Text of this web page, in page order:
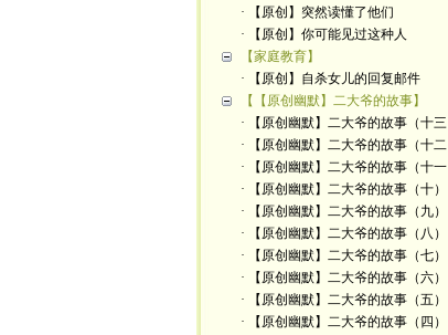
· 【原创】突然读懂了他们
· 【原创】你可能见过这种人
【家庭教育】
· 【原创】自杀女儿的回复邮件
【【原创幽默】二大爷的故事】
· 【原创幽默】二大爷的故事（十三
· 【原创幽默】二大爷的故事（十二
· 【原创幽默】二大爷的故事（十一
· 【原创幽默】二大爷的故事（十）
· 【原创幽默】二大爷的故事（九）
· 【原创幽默】二大爷的故事（八）
· 【原创幽默】二大爷的故事（七）
· 【原创幽默】二大爷的故事（六）
· 【原创幽默】二大爷的故事（五）
· 【原创幽默】二大爷的故事（四）